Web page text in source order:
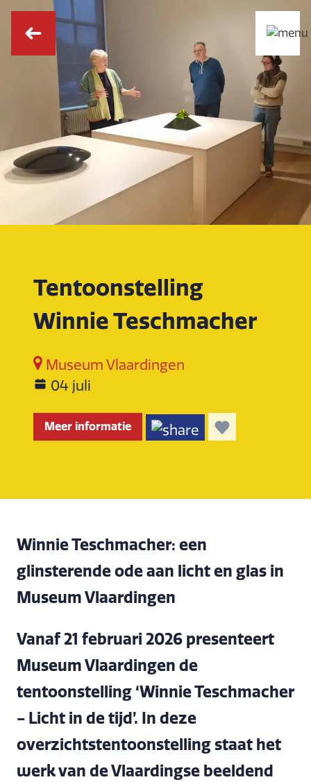
Tentoonstelling
Winnie Teschmacher
Museum Vlaardingen
04 juli
Meer informatie
Winnie Teschmacher: een
glinsterende ode aan licht en glas in
Museum Vlaardingen
Vanaf 21 februari 2026 presenteert
Museum Vlaardingen de
tentoonstelling ‘Winnie Teschmacher
- Licht in de tijd’. In deze
overzichtstentoonstelling staat het
werk van de Vlaardingse beeldend